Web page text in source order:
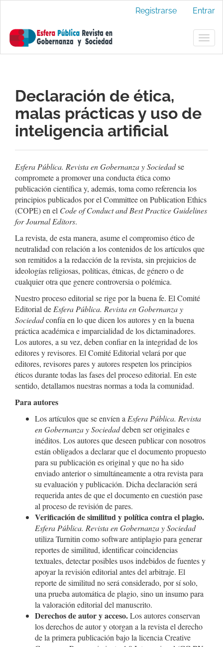
Contenido
principal
Barra
Registrarse Entrar
Declaración de ética,
malas prácticas y uso de
inteligencia artificial
Esfera Pública. Revista en Gobernanza y Sociedadse
compromete a promover una conducta ética como
publicación científica y, además, toma como referencia los
principios publicados por el Committee on Publication Ethics
(COPE) en el Code of Conduct and Best Practice Guidelines
for Journal Editors.
La revista, de esta manera, asume el compromiso ético de
neutralidad con relación a los contenidos de los artículos que
son remitidos a la redacción de la revista, sin prejuicios de
ideologías religiosas, políticas, étnicas, de género o de
cualquier otra que genere controversia o polémica.
Nuestro proceso editorial se rige por la buena fe. El Comité
Editorial de Esfera Pública. Revista en Gobernanza y
Sociedadconfía en lo que dicen los autores y en la buena
práctica académica e imparcialidad de los dictaminadores.
Los autores, a su vez, deben confiar en la integridad de los
editores y revisores. El Comité Editorial velará por que
editores, revisores pares y autores respeten los principios
éticos durante todas las fases del proceso editorial. En este
sentido, detallamos nuestras normas a toda la comunidad.
Para autores
Los artículos que se envíen a Esfera Pública. Revista
en Gobernanza y Sociedaddeben ser originales e
inéditos. Los autores que deseen publicar con nosotros
están obligados a declarar que el documento propuesto
para su publicación es original y que no ha sido
enviado anterior o simultáneamente a otra revista para
su evaluación y publicación. Dicha declaración será
requerida antes de que el documento en cuestión pase
al proceso de revisión de pares.
Verificación de similitud y política contra el plagio.
Esfera Pública. Revista en Gobernanza y Sociedad
utiliza Turnitin como software antiplagio para generar
reportes de similitud, identificar coincidencias
textuales, detectar posibles usos indebidos de fuentes y
apoyar la revisión editorial antes del arbitraje. El
reporte de similitud no será considerado, por sí solo,
una prueba automática de plagio, sino un insumo para
la valoración editorial del manuscrito.
Derechos de autor y acceso.Los autores conservan
los derechos de autor y otorgan a la revista el derecho
de la primera publicación bajo la licencia Creative